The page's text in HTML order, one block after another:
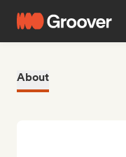
About